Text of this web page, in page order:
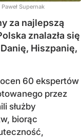
Paweł Supernak
za najlepszą
znalazła się
Hiszpanię,
60 ekspertów
przez
służby
biorąc